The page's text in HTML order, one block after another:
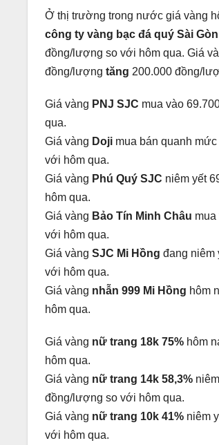
Ở thị trường trong nước giá vàng
công ty vàng bạc đá quý Sài
đồng/lượng so với hôm qua. Giá
đồng/lượng tăng 200.000 đồng/
Giá vàng PNJ SJC mua vào
qua.
Giá vàng Doji mua bán quanh
với hôm qua.
Giá vàng Phú Quý SJC niêm yết
hôm qua.
Giá vàng Bảo Tín Minh Châu
với hôm qua.
Giá vàng SJC Mi Hồng đang niêm
với hôm qua.
Giá vàng nhẫn 999 Mi Hồng hôm
hôm qua.
Giá vàng nữ trang 18k 75% hôm
hôm qua.
Giá vàng nữ trang 14k 58,3%
đồng/lượng so với hôm qua.
Giá vàng nữ trang 10k 41% niêm
với hôm qua.